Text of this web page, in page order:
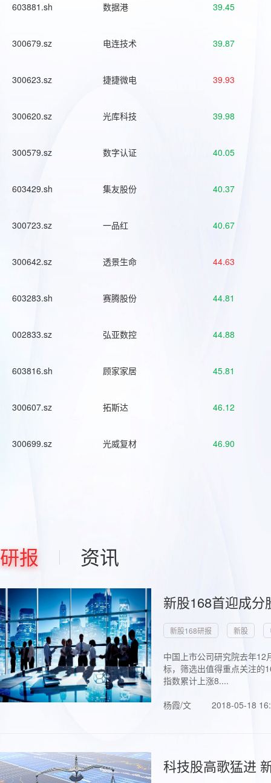
603881.sh 数据港 39.45
300679.sz 电连技术 39.87
300623.sz 捷捷微电 39.93
300620.sz 光库科技 39.98
300579.sz 数字认证 40.05
603429.sh 集友股份 40.37
300723.sz 一品红 40.67
300642.sz 透景生命 44.63
603283.sh 赛腾股份 44.81
002833.sz 弘亚数控 44.88
603816.sh 顾家家居 45.81
300607.sz 拓斯达 46.12
300699.sz 光威复材 46.90
研报 资讯
新股168首迎成
新股168研报 新股
中国上市公司研究院去年
标，筛选出值得重点关注的
指数累计上涨8....
杨霞/文
2018-05-18
科技股高歌猛进